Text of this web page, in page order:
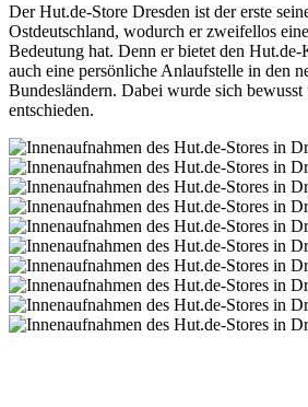
Der Hut.de-Store Dresden ist der erste
Ostdeutschland, wodurch er zweifellos
Bedeutung hat. Denn er bietet den
auch eine persönliche Anlaufstelle in den
Bundesländern. Dabei wurde sich bewusst
entschieden.